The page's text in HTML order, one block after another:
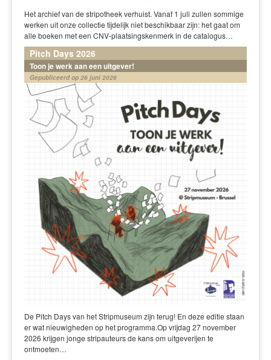
Het archief van de stripotheek verhuist. Vanaf 1 juli zullen sommige
werken uit onze collectie tijdelijk niet beschikbaar zijn: het gaat om
alle boeken met een CNV-plaatsingskenmerk in de catalogus…
Pitch Days 2026
Toon je werk aan een uitgever!
Gepubliceerd op 26 juni 2026
De Pitch Days van het Stripmuseum zijn terug! En deze editie staan
er wat nieuwigheden op het programma.Op vrijdag 27 november
2026 krijgen jonge stripauteurs de kans om uitgeverijen te
ontmoeten…